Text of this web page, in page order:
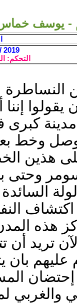
- يوسف
2019 / 6 / 5 - 11:50
التحكم:
النساطرة
إننا
كبرى
وخط
هذين
سومر وحتى
اكتشاف
هذه
تريد أن
بان
إحتضان
والغربي